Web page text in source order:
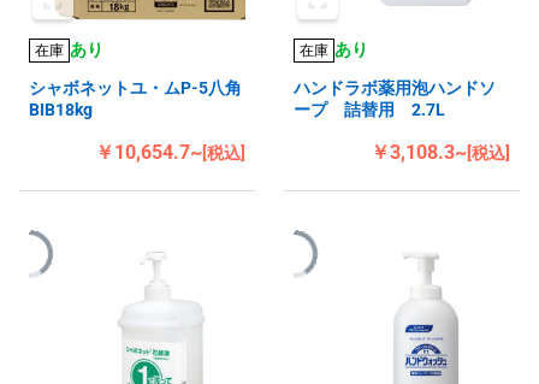
在庫 あり
シャボネットユ・ムP-5八角
BIB18kg
￥10,654.7~[税込]
在庫 あり
ハンドラボ薬用泡ハンドソ
ープ 詰替用 2.7L
￥3,108.3~[税込]